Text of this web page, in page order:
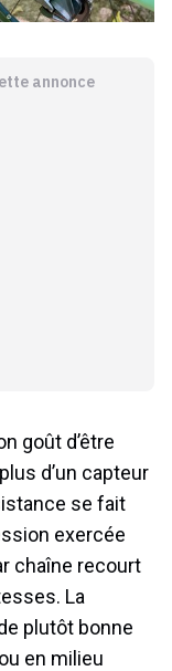
annonce
goût d’être
d’un capteur
se fait
exercée
chaîne recourt
La
plutôt bonne
en milieu